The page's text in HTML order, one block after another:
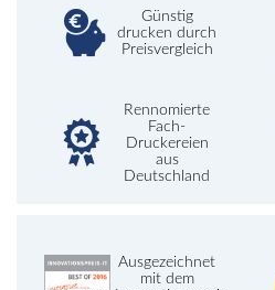
Günstig
drucken durch
Preisvergleich
Rennomierte
Fach-
Druckereien
aus
Deutschland
Ausgezeichnet
mit dem